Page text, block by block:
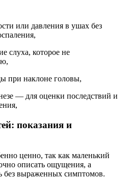
или давления в ушах без
слуха, которое не
при наклоне головы,
— для оценки последствий и
показания и
ценно, так как маленький
описать ощущения, а
без выраженных симптомов.